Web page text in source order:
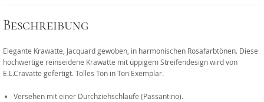
Beschreibung
Elegante Krawatte, Jacquard gewoben, in harmonischen Rosafarbtönen. Diese
hochwertige reinseidene Krawatte mit üppigem Streifendesign wird von
E.L.Cravatte gefertigt. Tolles Ton in Ton Exemplar.
Versehen mit einer Durchziehschlaufe (Passantino).